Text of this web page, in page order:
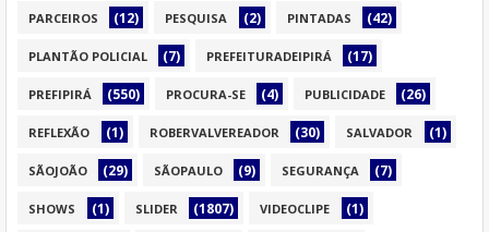
PARCEIROS (12) PESQUISA (2) PINTADAS (42)
PLANTÃO POLICIAL (7) PREFEITURADEIPIRÁ (17)
PREFIPIRÁ (550) PROCURA-SE (4) PUBLICIDADE (26)
REFLEXÃO (1) ROBERVALVEREADOR (30) SALVADOR (1)
SÃOJOÃO (29) SÃOPAULO (9) SEGURANÇA (7)
SHOWS (1) SLIDER (1807) VIDEOCLIPE (1)